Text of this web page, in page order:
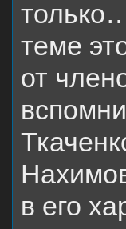
теме
от
в его